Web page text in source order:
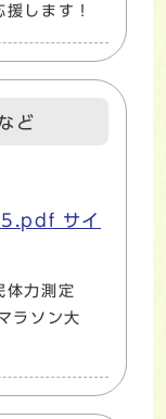
します！
ど
サイ
体力測定
ラソン大